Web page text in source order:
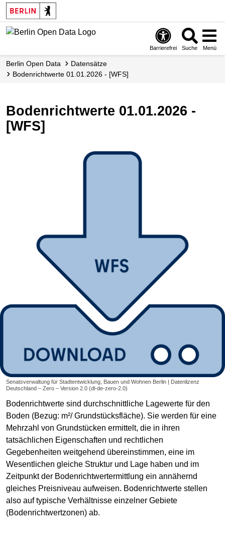
Skip
to
main
Barrierefrei Suche Menü
Berlin Open Data
Datensätze
Bodenrichtwerte 01.01.2026 - [WFS]
Bodenrichtwerte 01.01.2026 -
[WFS]
Senatsverwaltung für Stadtentwicklung, Bauen und Wohnen Berlin | Datenlizenz
Deutschland – Zero – Version 2.0 (dl-de-zero-2.0)
Bodenrichtwerte sind durchschnittliche Lagewerte für den
Boden (Bezug: m²/ Grundstücksfläche). Sie werden für eine
Mehrzahl von Grundstücken ermittelt, die in ihren
tatsächlichen Eigenschaften und rechtlichen
Gegebenheiten weitgehend übereinstimmen, eine im
Wesentlichen gleiche Struktur und Lage haben und im
Zeitpunkt der Bodenrichtwertermittlung ein annähernd
gleiches Preisniveau aufweisen. Bodenrichtwerte stellen
also auf typische Verhältnisse einzelner Gebiete
(Bodenrichtwertzonen) ab.